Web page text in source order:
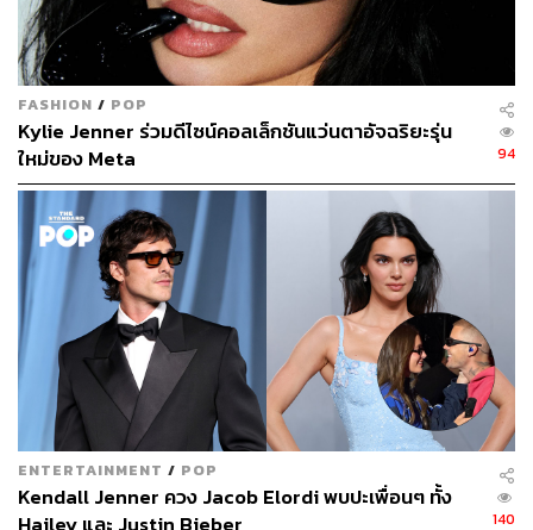
FASHION / POP
Kylie Jenner ร่วมดีไซน์คอลเล็กชันแว่นตาอัจฉริยะรุ่น
ใหม่ของ Meta
94
ENTERTAINMENT / POP
Kendall Jenner ควง Jacob Elordi พบปะเพื่อนๆ ทั้ง
140